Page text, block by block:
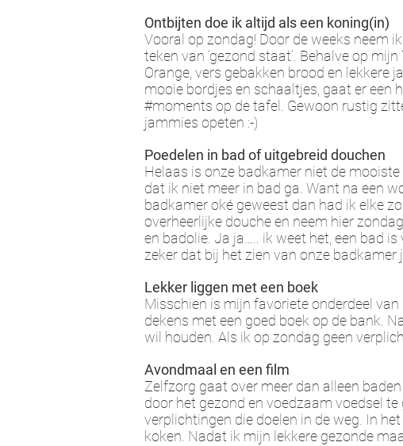
Ontbijten doe ik altijd als een koning(in)
Vooral op zondag! Door de weeks neem
teken van ‘gezond staat’. Behalve op
Orange, vers gebakken brood en lekkere
mooie bordjes en schaaltjes, gaat er een
#moments op de tafel. Gewoon rustig
jammies opeten :-)
Poedelen in bad of uitgebreid douchen
Helaas is onze badkamer niet de
dat ik niet meer in bad ga. Want na een
badkamer oké geweest dan had ik elke
overheerlijke douche en neem hier
en badolie. Ja ja….. ik weet het, een bad
zeker dat bij het zien van onze
Lekker liggen met een boek
Misschien is mijn favoriete onderdeel
dekens met een goed boek op de bank.
wil houden. Als ik op zondag geen
Avondmaal en een film
Zelfzorg gaat over meer dan alleen
door het gezond en voedzaam voedsel
verplichtingen die doelen in de weg. In
koken. Nadat ik mijn lekkere gezonde